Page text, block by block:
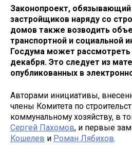
Законопроект, обязывающий
застройщиков наряду со
домов также возводить
транспортной и социальной
Госдума может рассмотреть
декабря. Это следует из
опубликованных в
Авторами инициативы,
члены Комитета по
коммунальному хозяйству, в
Сергей Пахомов, и первые
Кошелев и Роман Лябихов.